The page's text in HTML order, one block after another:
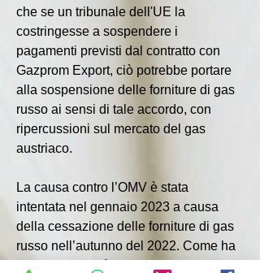
che se un tribunale dell'UE la
costringesse a sospendere i
pagamenti previsti dal contratto con
Gazprom Export, ciò potrebbe portare
alla sospensione delle forniture di gas
russo ai sensi di tale accordo, con
ripercussioni sul mercato del gas
austriaco.
La causa contro l’OMV è stata
intentata nel gennaio 2023 a causa
della cessazione delle forniture di gas
russo nell’autunno del 2022. Come ha